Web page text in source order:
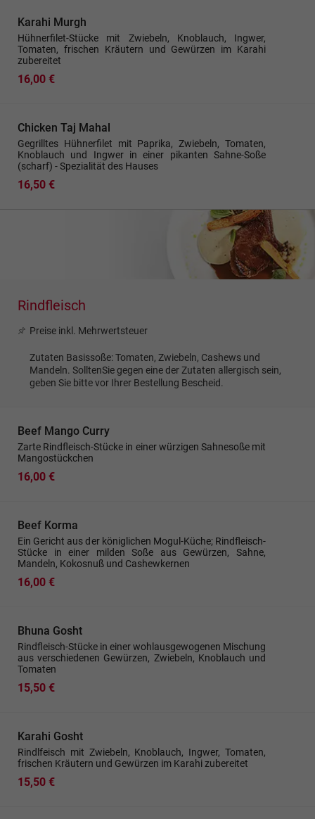
Karahi Murgh
Hühnerfilet-Stücke mit Zwiebeln, Knoblauch, Ingwer,
Tomaten, frischen Kräutern und Gewürzen im Karahi
zubereitet
16,00 €
Chicken Taj Mahal
Gegrilltes Hühnerfilet mit Paprika, Zwiebeln, Tomaten,
Knoblauch und Ingwer in einer pikanten Sahne-Soße
(scharf) - Spezialität des Hauses
16,50 €
Rindfleisch
Preise inkl. Mehrwertsteuer
Zutaten Basissoße: Tomaten, Zwiebeln, Cashews und
Mandeln. SolltenSie gegen eine der Zutaten allergisch sein,
geben Sie bitte vor Ihrer Bestellung Bescheid.
Beef Mango Curry
Zarte Rindfleisch-Stücke in einer würzigen Sahnesoße mit
Mangostückchen
16,00 €
Beef Korma
Ein Gericht aus der königlichen Mogul-Küche; Rindfleisch-
Stücke in einer milden Soße aus Gewürzen, Sahne,
Mandeln, Kokosnuß und Cashewkernen
16,00 €
Bhuna Gosht
Rindfleisch-Stücke in einer wohlausgewogenen Mischung
aus verschiedenen Gewürzen, Zwiebeln, Knoblauch und
Tomaten
15,50 €
Karahi Gosht
Rindlfeisch mit Zwiebeln, Knoblauch, Ingwer, Tomaten,
frischen Kräutern und Gewürzen im Karahi zubereitet
15,50 €